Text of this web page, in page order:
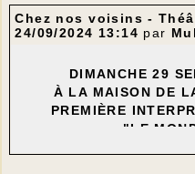
Chez nos voisins -
24/09/2024 13:14 par
DIMANCHE 29
À LA MAISON DE
PREMIÈRE
"LE
de Michel BROUSSE